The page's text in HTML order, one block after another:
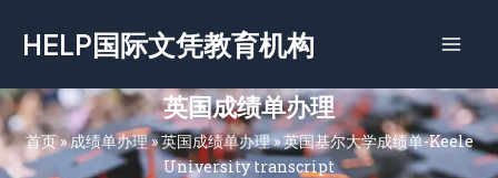
容
HELP国际文凭教育机构
英国成绩单办理
首页»成绩单办理»英国成绩单办理»英国基尔大学成绩单-Keele
University transcript